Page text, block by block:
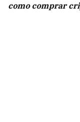
como comprar